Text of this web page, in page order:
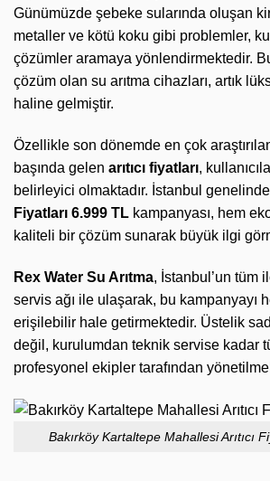
Günümüzde şebeke sularında oluşan
metaller ve kötü koku gibi problemler,
çözümler aramaya yönlendirmektedir.
çözüm olan su arıtma cihazları, artık
haline gelmiştir.
Özellikle son dönemde en çok
başında gelen arıtıcı fiyatları,
belirleyici olmaktadır. İstanbul
Fiyatları 6.999 TL kampanyası, hem
kaliteli bir çözüm sunarak büyük ilgi
Rex Water Su Arıtma, İstanbul’un tüm
servis ağı ile ulaşarak, bu kampanyayı
erişilebilir hale getirmektedir. Üstelik
değil, kurulumdan teknik servise kadar
profesyonel ekipler tarafından
Bakırköy Kartaltepe Mahallesi Arıtıcı